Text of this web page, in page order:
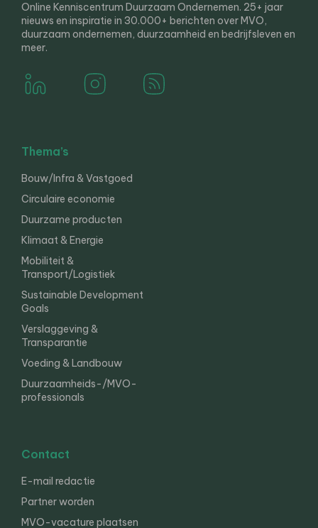
Online Kenniscentrum Duurzaam Ondernemen. 25+ jaar
nieuws en inspiratie in 30.000+ berichten over MVO,
duurzaam ondernemen, duurzaamheid en bedrijfsleven en
meer.
Thema’s
Bouw/Infra & Vastgoed
Circulaire economie
Duurzame producten
Klimaat & Energie
Mobiliteit &
Transport/Logistiek
Sustainable Development
Goals
Verslaggeving &
Transparantie
Voeding & Landbouw
Duurzaamheids-/MVO-
professionals
Contact
E-mail redactie
Partner worden
MVO-vacature plaatsen